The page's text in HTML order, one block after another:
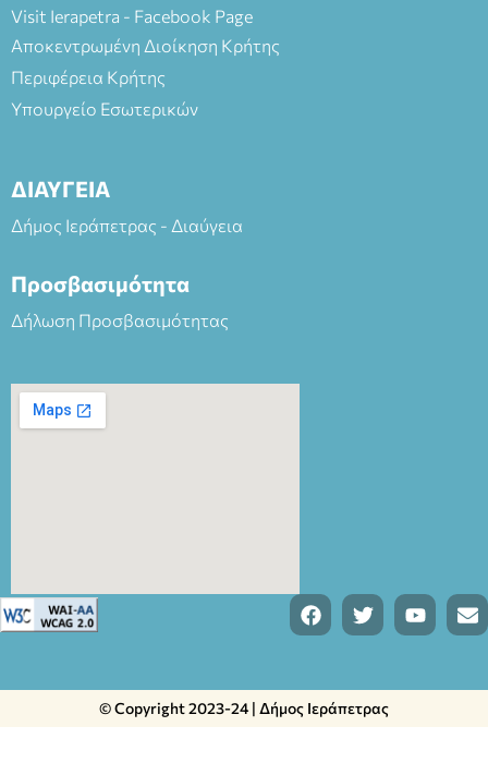
Visit Ierapetra - Facebook Page
Αποκεντρωμένη Διοίκηση Κρήτης
Περιφέρεια Κρήτης
Υπουργείο Εσωτερικών
ΔΙΑΥΓΕΙΑ
Δήμος Ιεράπετρας - Διαύγεια
Προσβασιμότητα
Δήλωση Προσβασιμότητας
© Copyright 2023-24 | Δήμος Ιεράπετρας